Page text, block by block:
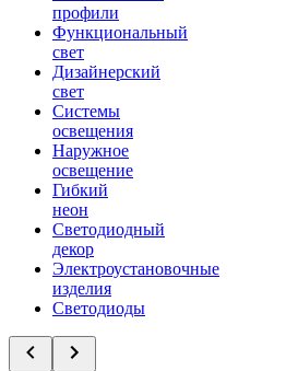
профили
Функциональный
свет
Дизайнерский
свет
Системы
освещения
Наружное
освещение
Гибкий
неон
Светодиодный
декор
Электроустановочные
изделия
Светодиоды